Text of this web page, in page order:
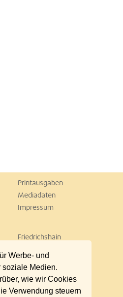
Werbe- und
Medien.
wie wir Cookies
Verwendung steuern
Printausgaben
Mediadaten
Impressum
Friedrichshain
Marzahn
Neukölln